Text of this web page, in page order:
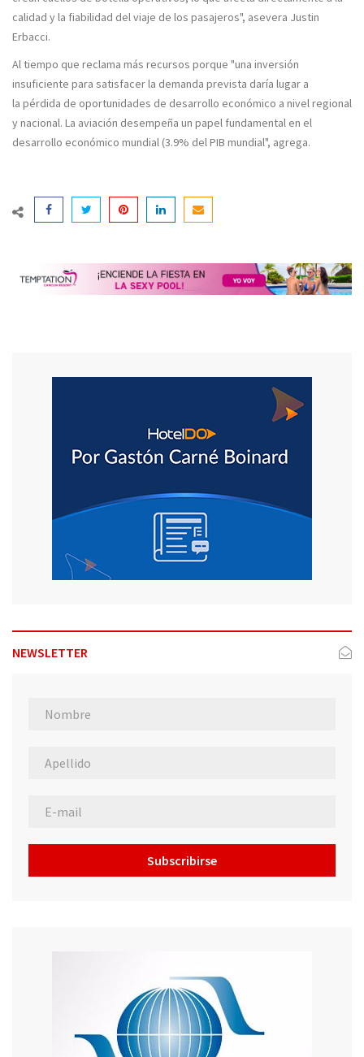
calidad y la fiabilidad del viaje de los pasajeros", asevera Justin
Erbacci.
Al tiempo que reclama más recursos porque "una inversión
insuficiente para satisfacer la demanda prevista daría lugar a
la pérdida de oportunidades de desarrollo económico a nivel regional
y nacional. La aviación desempeña un papel fundamental en el
desarrollo económico mundial (3.9% del PIB mundial", agrega.
NEWSLETTER
Subscribirse